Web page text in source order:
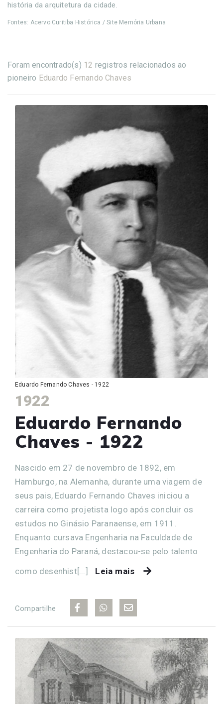
história da arquitetura da cidade.
Fontes: Acervo Curitiba Histórica / Site Memória Urbana
Foram encontrado(s) 12 registros relacionados ao
pioneiro Eduardo Fernando Chaves
Eduardo Fernando Chaves - 1922
1922
Eduardo Fernando
Chaves - 1922
Nascido em 27 de novembro de 1892, em
Hamburgo, na Alemanha, durante uma viagem de
seus pais, Eduardo Fernando Chaves iniciou a
carreira como projetista logo após concluir os
estudos no Ginásio Paranaense, em 1911.
Enquanto cursava Engenharia na Faculdade de
Engenharia do Paraná, destacou-se pelo talento
como desenhist[...]
Leia mais
Compartilhe